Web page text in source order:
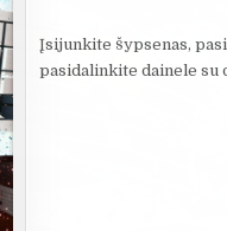
Įsijunkite šypsenas,
pasidalinkite dainele su